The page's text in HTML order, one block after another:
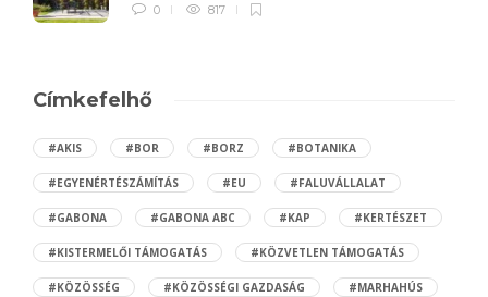
0 817
Címkefelhő
#AKIS #BOR #BORZ #BOTANIKA
#EGYENÉRTÉSZÁMÍTÁS #EU #FALUVÁLLALAT
#GABONA #GABONA ABC #KAP #KERTÉSZET
#KISTERMELŐI TÁMOGATÁS #KÖZVETLEN TÁMOGATÁS
#KÖZÖSSÉG #KÖZÖSSÉGI GAZDASÁG #MARHAHÚS